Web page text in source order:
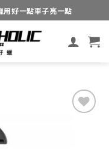
用好一點車子亮一點